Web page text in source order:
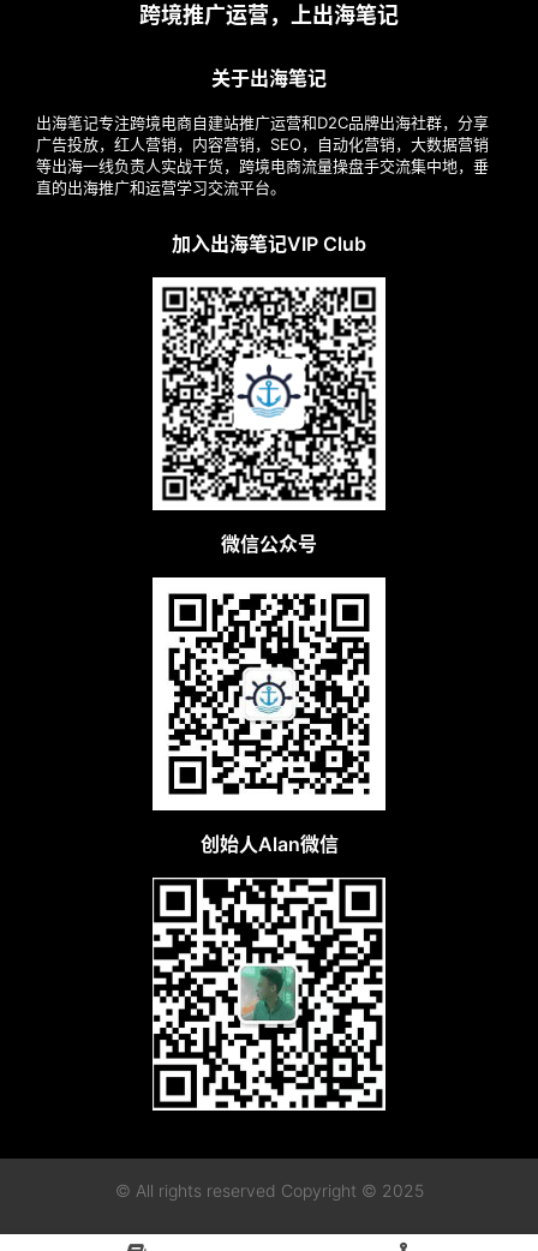
跨境推广运营，上出海笔记
关于出海笔记
出海笔记专注跨境电商自建站推广运营和D2C品牌出海社群，分享
广告投放，红人营销，内容营销，SEO，自动化营销，大数据营销
等出海一线负责人实战干货，跨境电商流量操盘手交流集中地，垂
直的出海推广和运营学习交流平台。
加入出海笔记VIP Club
微信公众号
创始人Alan微信
© All rights reserved Copyright © 2025